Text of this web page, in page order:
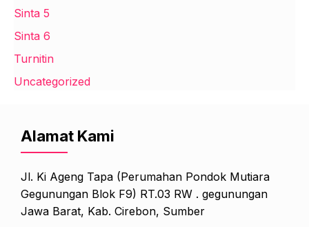
Sinta 5
Sinta 6
Turnitin
Uncategorized
Alamat Kami
Jl. Ki Ageng Tapa (Perumahan Pondok Mutiara
Gegunungan Blok F9) RT.03 RW . gegunungan
Jawa Barat, Kab. Cirebon, Sumber